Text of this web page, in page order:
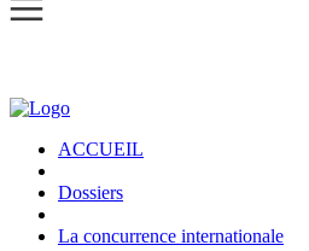
ACCUEIL
Dossiers
La concurrence internationale